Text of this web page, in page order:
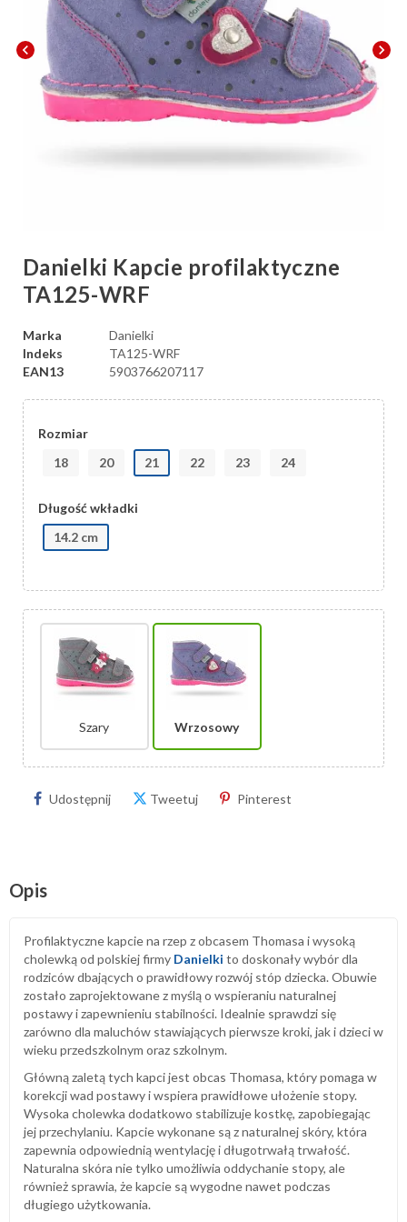
chevron_left chevron_right
Danielki Kapcie profilaktyczne
TA125-WRF
Marka
Danielki
Indeks
TA125-WRF
EAN13
5903766207117
Rozmiar
18
20 21 22 23 24
Długość wkładki
14.2 cm
Szary Wrzosowy
Udostępnij Tweetuj Pinterest
Opis
Profilaktyczne kapcie na rzep z obcasem Thomasa i wysoką
cholewką od polskiej firmy Danielki to doskonały wybór dla
rodziców dbających o prawidłowy rozwój stóp dziecka. Obuwie
zostało zaprojektowane z myślą o wspieraniu naturalnej
postawy i zapewnieniu stabilności. Idealnie sprawdzi się
zarówno dla maluchów stawiających pierwsze kroki, jak i dzieci w
wieku przedszkolnym oraz szkolnym.
Główną zaletą tych kapci jest obcas Thomasa, który pomaga w
korekcji wad postawy i wspiera prawidłowe ułożenie stopy.
Wysoka cholewka dodatkowo stabilizuje kostkę, zapobiegając
jej przechylaniu. Kapcie wykonane są z naturalnej skóry, która
zapewnia odpowiednią wentylację i długotrwałą trwałość.
Naturalna skóra nie tylko umożliwia oddychanie stopy, ale
również sprawia, że kapcie są wygodne nawet podczas
długiego użytkowania.